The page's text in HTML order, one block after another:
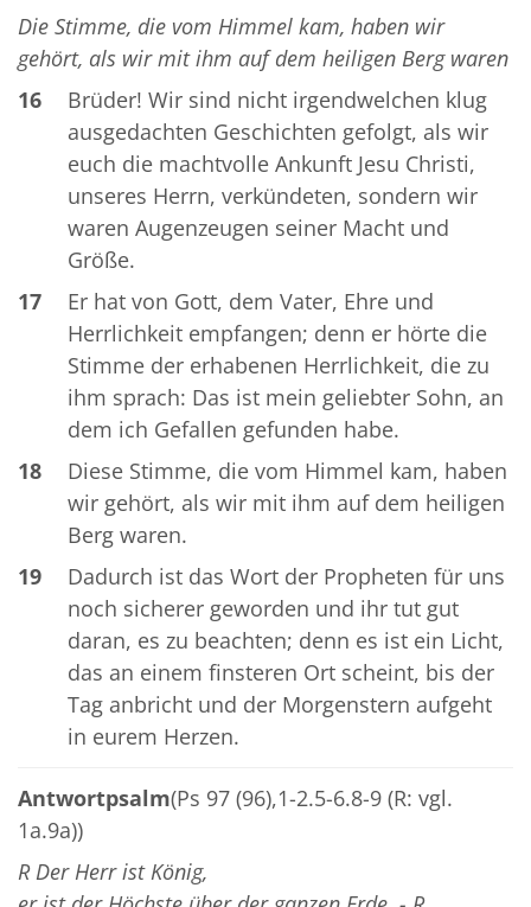
Die Stimme, die vom Himmel kam, haben wir
gehört, als wir mit ihm auf dem heiligen Berg waren
16
Brüder! Wir sind nicht irgendwelchen klug
ausgedachten Geschichten gefolgt, als wir
euch die machtvolle Ankunft Jesu Christi,
unseres Herrn, verkündeten, sondern wir
waren Augenzeugen seiner Macht und
Größe.
17
Er hat von Gott, dem Vater, Ehre und
Herrlichkeit empfangen; denn er hörte die
Stimme der erhabenen Herrlichkeit, die zu
ihm sprach: Das ist mein geliebter Sohn, an
dem ich Gefallen gefunden habe.
18
Diese Stimme, die vom Himmel kam, haben
wir gehört, als wir mit ihm auf dem heiligen
Berg waren.
19
Dadurch ist das Wort der Propheten für uns
noch sicherer geworden und ihr tut gut
daran, es zu beachten; denn es ist ein Licht,
das an einem finsteren Ort scheint, bis der
Tag anbricht und der Morgenstern aufgeht
in eurem Herzen.
Antwortpsalm(Ps 97 (96),1-2.5-6.8-9 (R: vgl.
1a.9a))
R Der Herr ist König,